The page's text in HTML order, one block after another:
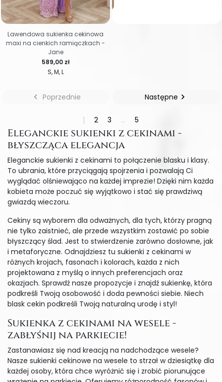
S M L
Cena
589,00 zł
Lawendowa sukienka cekinowa
maxi na cienkich ramiączkach -
Jane
 Poprzednie
1 2 3 … 5
Następne 
Eleganckie sukienki z cekinami -
błyszcząca elegancja
Eleganckie sukienki z cekinami to połączenie blasku i klasy.
To ubrania, które przyciągają spojrzenia i pozwalają Ci
wyglądać olśniewająco na każdej imprezie! Dzięki nim każda
kobieta może poczuć się wyjątkowo i stać się prawdziwą
gwiazdą wieczoru.
Cekiny są wyborem dla odważnych, dla tych, którzy pragną
nie tylko zaistnieć, ale przede wszystkim zostawić po sobie
błyszczący ślad. Jest to stwierdzenie zarówno dosłowne, jak
i metaforyczne. Odnajdziesz tu sukienki z cekinami w
różnych krojach, fasonach i kolorach, każda z nich
projektowana z myślą o innych preferencjach oraz
okazjach. Sprawdź nasze propozycje i znajdź sukienkę, która
podkreśli Twoją osobowość i doda pewności siebie. Niech
blask cekin podkreśli Twoją naturalną urodę i styl!
Sukienka z cekinami na wesele -
zabłyśnij na parkiecie!
Zastanawiasz się nad kreacją na nadchodzące wesele?
Nasze sukienki cekinowe na wesele to strzał w dziesiątkę dla
każdej osoby, która chce wyróżnić się i zrobić piorunujące